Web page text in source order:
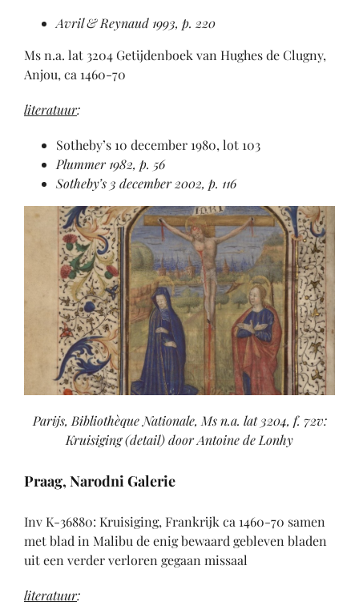
Avril & Reynaud 1993, p. 220
Ms n.a. lat 3204 Getijdenboek van Hughes de Clugny,
Anjou, ca 1460-70
literatuur:
Sotheby’s 10 december 1980, lot 103
Plummer 1982, p. 56
Sotheby’s 3 december 2002, p. 116
Parijs, Bibliothèque Nationale, Ms n.a. lat 3204, f. 72v:
Kruisiging (detail) door Antoine de Lonhy
Praag, Narodni Galerie
Inv K-36880: Kruisiging, Frankrijk ca 1460-70 samen
met blad in Malibu de enig bewaard gebleven bladen
uit een verder verloren gegaan missaal
literatuur: